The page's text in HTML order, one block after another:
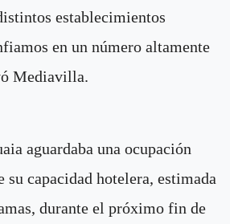
establecimientos
en un número altamente
Mediavilla.
aguardaba una ocupación
su capacidad hotelera, estimada
durante el próximo fin de